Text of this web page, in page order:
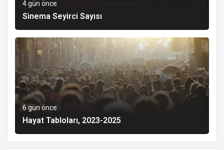
4 gün önce
Sinema Seyirci Sayısı
6 gün önce
Hayat Tabloları, 2023-2025